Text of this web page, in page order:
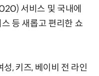
서비스 및 국내에
등 새롭고 편리한 쇼
, 키즈, 베이비 전 라인